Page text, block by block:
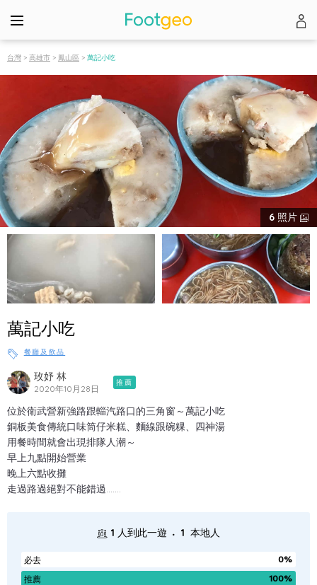
台灣 > 高雄市 > 鳳山區 > 萬記小吃
6 照片
萬記小吃
餐廳及飲品
玫妤 林
2020年10月28日
推薦
位於衛武營新強路跟輜汽路口的三角窗～萬記小吃
銅板美食傳統口味筒仔米糕、麵線跟碗粿、四神湯
用餐時間就會出現排隊人潮～
早上九點開始營業
晚上六點收攤
走過路過絕對不能錯過.......
1 人到此一遊 . 1 本地人
必去
0%
推薦
100%